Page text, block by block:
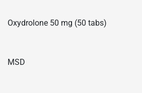
Oxydrolone 50 mg (50 tabs)
MSD